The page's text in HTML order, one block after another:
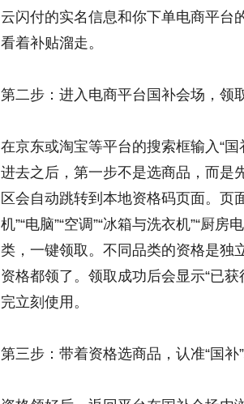
云闪付的实名信息和你下单电商平台
看着补贴溜走。
第二步：进入电商平台国补会场，领
在京东或淘宝等平台的搜索框输入“国
进去之后，第一步不是选商品，而是
区会自动跳转到本地资格码页面。页
机”“电脑”“空调”“冰箱与洗衣机”“厨
类，一键领取。不同品类的资格是独
资格都领了。领取成功后会显示“已
完立刻使用。
第三步：带着资格选商品，认准“国补